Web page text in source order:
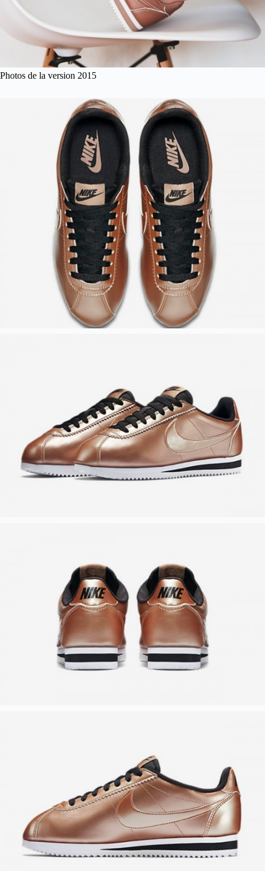
Photos de la version 2015